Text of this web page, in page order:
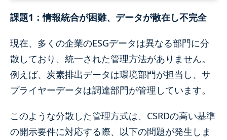
課題1：情報統合が困難、データが散在し不完全
現在、多くの企業のESGデータは異なる部門に分
散しており、統一された管理方法がありません。
例えば、炭素排出データは環境部門が担当し、サ
プライヤーデータは調達部門が管理しています。
このような分散した管理方式は、CSRDの高い基準
の開示要件に対応する際、以下の問題が発生しま